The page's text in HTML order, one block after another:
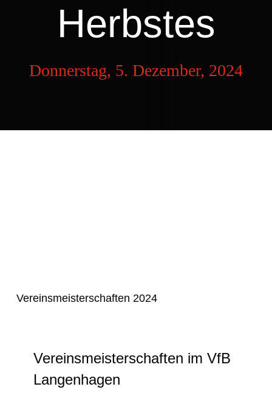
Herbstes
Donnerstag, 5. Dezember, 2024
Vereinsmeisterschaften 2024
Vereinsmeisterschaften im VfB
Langenhagen